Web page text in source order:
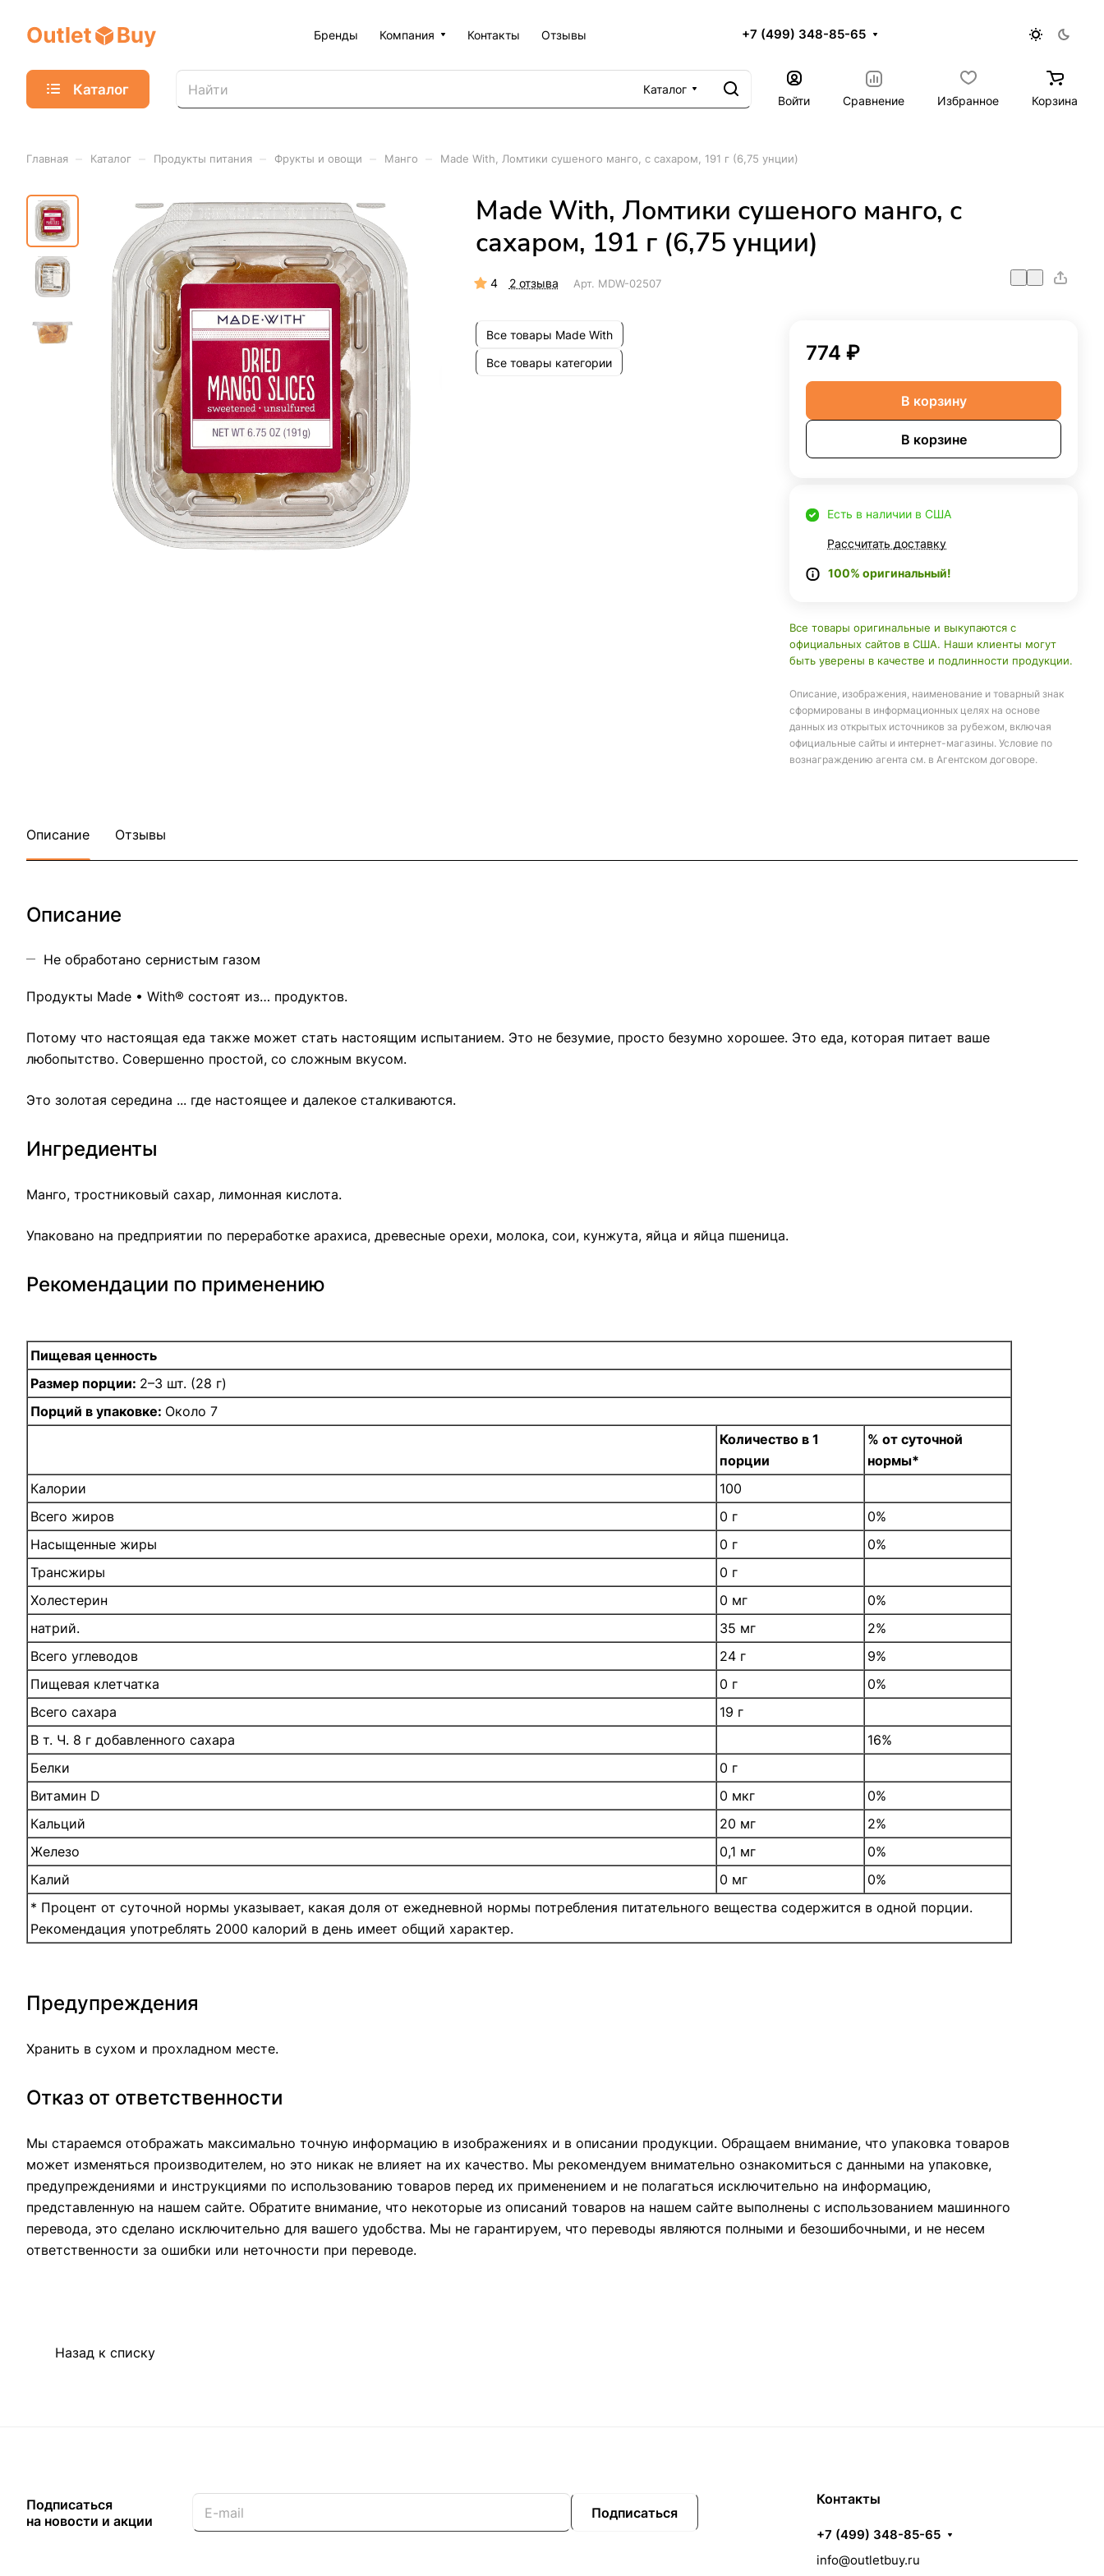
Бренды Компания Контакты Отзывы +7 (499) 348-85-65
Каталог
Каталог
Войти
Сравнение Избранное Корзина
Главная Каталог Продукты питания Фрукты и овощи Манго Made With, Ломтики сушеного манго, с сахаром, 191 г (6,75 унции)
Made With, Ломтики сушеного манго, с
сахаром, 191 г (6,75 унции)
4 2 отзыва Арт. MDW-02507
Все товары Made With
Все товары категории
774 ₽
В корзину
В корзине
Есть в наличии в США
Рассчитать доставку
100% оригинальный!
Все товары оригинальные и выкупаются с
официальных сайтов в США. Наши клиенты могут
быть уверены в качестве и подлинности продукции.
Описание, изображения, наименование и товарный знак
сформированы в информационных целях на основе
данных из открытых источников за рубежом, включая
официальные сайты и интернет-магазины. Условие по
вознаграждению агента см. в Агентском договоре.
Описание Отзывы
Описание
Не обработано сернистым газом
Продукты Made • With® состоят из… продуктов.
Потому что настоящая еда также может стать настоящим испытанием. Это не безумие, просто безумно хорошее. Это еда, которая питает ваше
любопытство. Совершенно простой, со сложным вкусом.
Это золотая середина ... где настоящее и далекое сталкиваются.
Ингредиенты
Манго, тростниковый сахар, лимонная кислота.
Упаковано на предприятии по переработке арахиса, древесные орехи, молока, сои, кунжута, яйца и яйца пшеница.
Рекомендации по применению
Пищевая ценность
Размер порции: 2–3 шт. (28 г)
Порций в упаковке: Около 7
Количество в 1
порции
% от суточной
нормы*
Калории
100
Всего жиров
0 г
0%
Насыщенные жиры
0 г
0%
Трансжиры
0 г
Холестерин
0 мг
0%
натрий.
35 мг
2%
Всего углеводов
24 г
9%
Пищевая клетчатка
0 г
0%
Всего сахара
19 г
В т. Ч. 8 г добавленного сахара
16%
Белки
0 г
Витамин D
0 мкг
0%
Кальций
20 мг
2%
Железо
0,1 мг
0%
Калий
0 мг
0%
* Процент от суточной нормы указывает, какая доля от ежедневной нормы потребления питательного вещества содержится в одной порции.
Рекомендация употреблять 2000 калорий в день имеет общий характер.
Предупреждения
Хранить в сухом и прохладном месте.
Отказ от ответственности
Мы стараемся отображать максимально точную информацию в изображениях и в описании продукции. Обращаем внимание, что упаковка товаров
может изменяться производителем, но это никак не влияет на их качество. Мы рекомендуем внимательно ознакомиться с данными на упаковке,
предупреждениями и инструкциями по использованию товаров перед их применением и не полагаться исключительно на информацию,
представленную на нашем сайте. Обратите внимание, что некоторые из описаний товаров на нашем сайте выполнены с использованием машинного
перевода, это сделано исключительно для вашего удобства. Мы не гарантируем, что переводы являются полными и безошибочными, и не несем
ответственности за ошибки или неточности при переводе.
Назад к списку
Подписаться
на новости и акции
Подписаться
Контакты
+7 (499) 348-85-65
info@outletbuy.ru